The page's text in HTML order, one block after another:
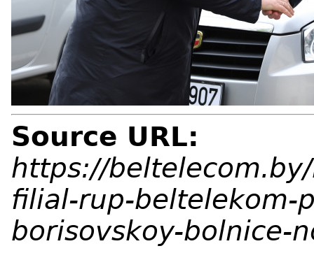
Source URL:
https://
filial-rup-beltelekom-
borisovskoy-bolnice-